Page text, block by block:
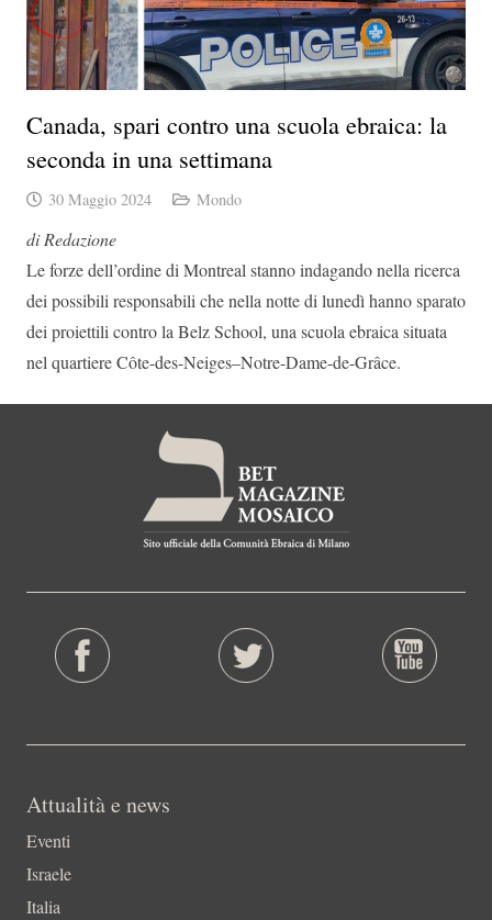
Canada, spari contro una scuola ebraica: la
seconda in una settimana
30 Maggio 2024 Mondo
di Redazione
Le forze dell’ordine di Montreal stanno indagando nella ricerca
dei possibili responsabili che nella notte di lunedì hanno sparato
dei proiettili contro la Belz School, una scuola ebraica situata
nel quartiere Côte-des-Neiges–Notre-Dame-de-Grâce.
Attualità e news
Eventi
Israele
Italia